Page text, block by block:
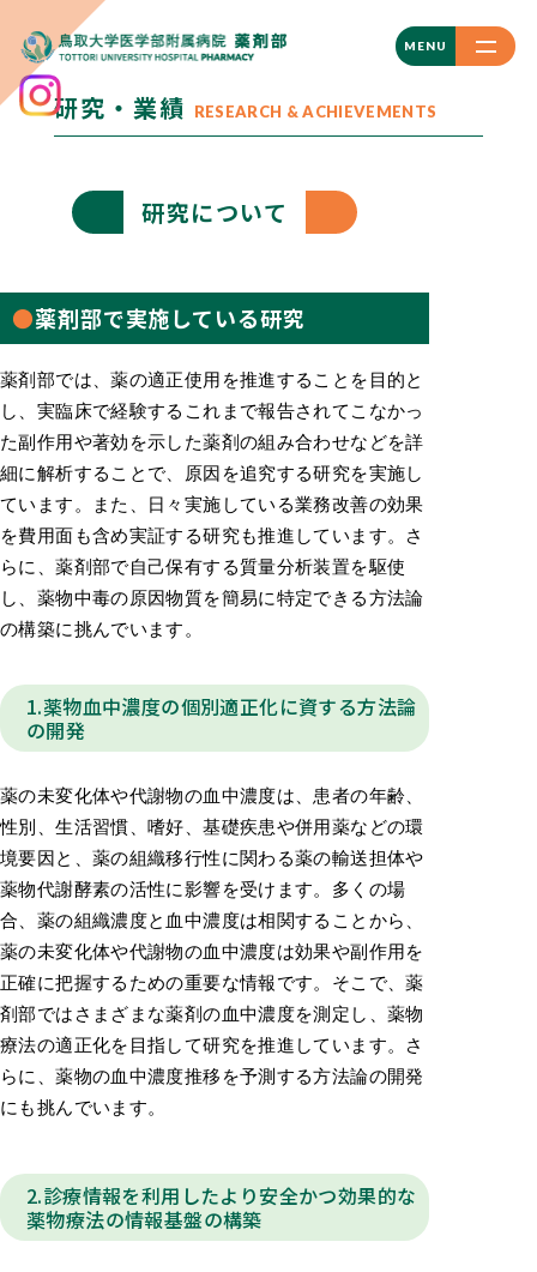
MENU
CLOSE
研究・業績 RESEARCH & ACHIEVEMENTS
研究について
薬剤部で実施している研究
薬剤部では、薬の適正使用を推進することを目的と
し、実臨床で経験するこれまで報告されてこなかっ
た副作用や著効を示した薬剤の組み合わせなどを詳
細に解析することで、原因を追究する研究を実施し
ています。また、日々実施している業務改善の効果
を費用面も含め実証する研究も推進しています。さ
らに、薬剤部で自己保有する質量分析装置を駆使
し、薬物中毒の原因物質を簡易に特定できる方法論
の構築に挑んでいます。
1.薬物血中濃度の個別適正化に資する方法論
の開発
薬の未変化体や代謝物の血中濃度は、患者の年齢、
性別、生活習慣、嗜好、基礎疾患や併用薬などの環
境要因と、薬の組織移行性に関わる薬の輸送担体や
薬物代謝酵素の活性に影響を受けます。多くの場
合、薬の組織濃度と血中濃度は相関することから、
薬の未変化体や代謝物の血中濃度は効果や副作用を
正確に把握するための重要な情報です。そこで、薬
剤部ではさまざまな薬剤の血中濃度を測定し、薬物
療法の適正化を目指して研究を推進しています。さ
らに、薬物の血中濃度推移を予測する方法論の開発
にも挑んでいます。
2.診療情報を利用したより安全かつ効果的な
薬物療法の情報基盤の構築